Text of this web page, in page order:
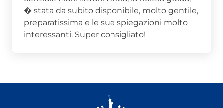
� stata da subito disponibile, molto gentile,
preparatissima e le sue spiegazioni molto
interessanti. Super consigliato!